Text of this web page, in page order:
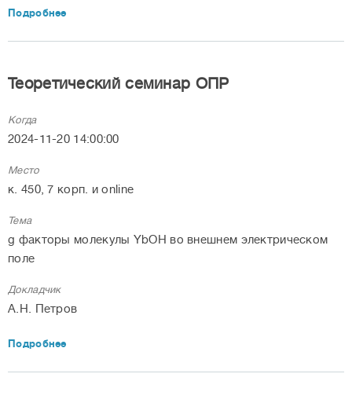
Подробнее
Теоретический семинар ОПР
Когда
2024-11-20 14:00:00
Место
к. 450, 7 корп. и online
Тема
g факторы молекулы YbOH во внешнем электрическом
поле
Докладчик
А.Н. Петров
Подробнее